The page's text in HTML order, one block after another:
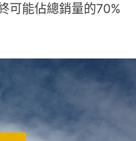
可能佔總銷量的70%